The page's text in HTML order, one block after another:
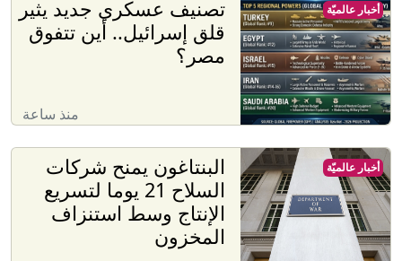
تصنيف عسكري جديد يثير
قلق إسرائيل.. أين تتفوق
مصر؟
منذ ساعة
أخبار عالميّة
البنتاغون يمنح شركات
السلاح 21 يوما لتسريع
الإنتاج وسط استنزاف
المخزون
أخبار عالميّة